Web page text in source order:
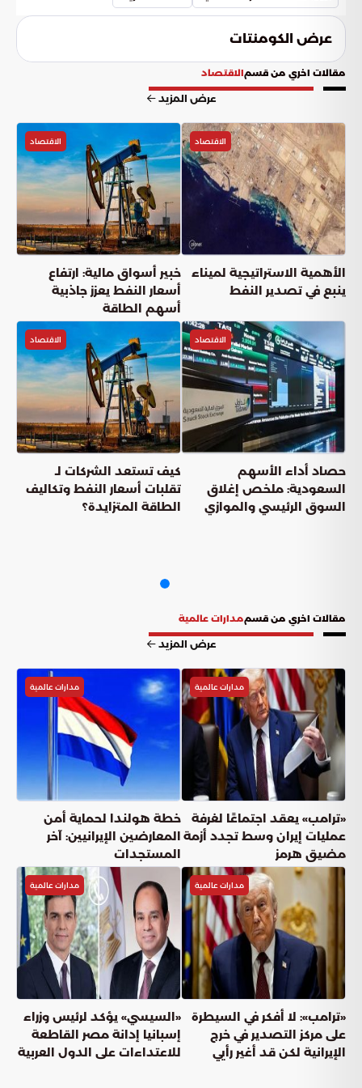
عرض الكومنتات
مقالات اخري من قسمالاقتصاد
عرض المزيد
الاقتصاد
الأهمية الاستراتيجية لميناء
ينبع في تصدير النفط
الاقتصاد
خبير أسواق مالية: ارتفاع
أسعار النفط يعزز جاذبية
أسهم الطاقة
الاقتصاد
حصاد أداء الأسهم
السعودية: ملخص إغلاق
السوق الرئيسي والموازي
الاقتصاد
كيف تستعد الشركات لـ
تقلبات أسعار النفط وتكاليف
الطاقة المتزايدة؟
مقالات اخري من قسممدارات عالمية
عرض المزيد
مدارات عالمية
«ترامب» يعقد اجتماعًا لغرفة
عمليات إيران وسط تجدد أزمة
مضيق هرمز
مدارات عالمية
خطة هولندا لحماية أمن
المعارضين الإيرانيين: آخر
المستجدات
مدارات عالمية
«ترامب»: لا أفكر في السيطرة
على مركز التصدير في خرج
الإيرانية لكن قد أغير رأيي
مدارات عالمية
«السيسي» يؤكد لرئيس وزراء
إسبانيا إدانة مصر القاطعة
للاعتداءات على الدول العربية